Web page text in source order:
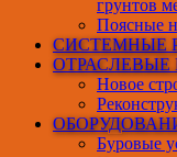
грунтов
Поясные
СИСТЕМНЫЕ
Новое
Буровые